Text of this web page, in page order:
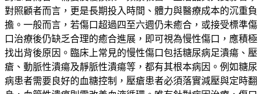
對照顧者而言，更是長期投入時間、體力與醫療成本的沉重負
擔。一般而言，若傷口超過四至六週仍未癒合，或接受標準傷
口治療後仍缺乏合理的癒合進展，即可視為慢性傷口，應積極
找出背後原因。臨床上常見的慢性傷口包括糖尿病足潰瘍、壓
瘡、動脈性潰瘍及靜脈性潰瘍等，都有其根本病因。例如糖尿
病患者需要良好的血糖控制，壓瘡患者必須落實減壓與定時翻